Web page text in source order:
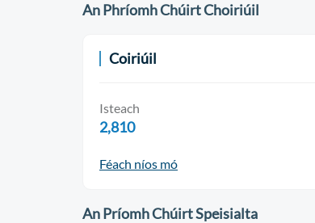
An Phríomh Chúirt Choiriúil
Coiriúil
Isteach
2,810
Féach níos mó
An Príomh Chúirt Speisialta